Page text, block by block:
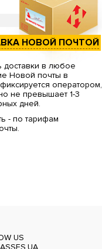
НОВОЙ ПОЧТОЙ
доставки в любое
Новой почты в
оператором,
не превышает 1-3
дней.
- по тарифам
US